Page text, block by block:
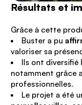
Résultats et
Grâce à cette
Buster a pu
valoriser sa
Ils ont diversifié
notamment grâce
professionnelles.
Le projet a été